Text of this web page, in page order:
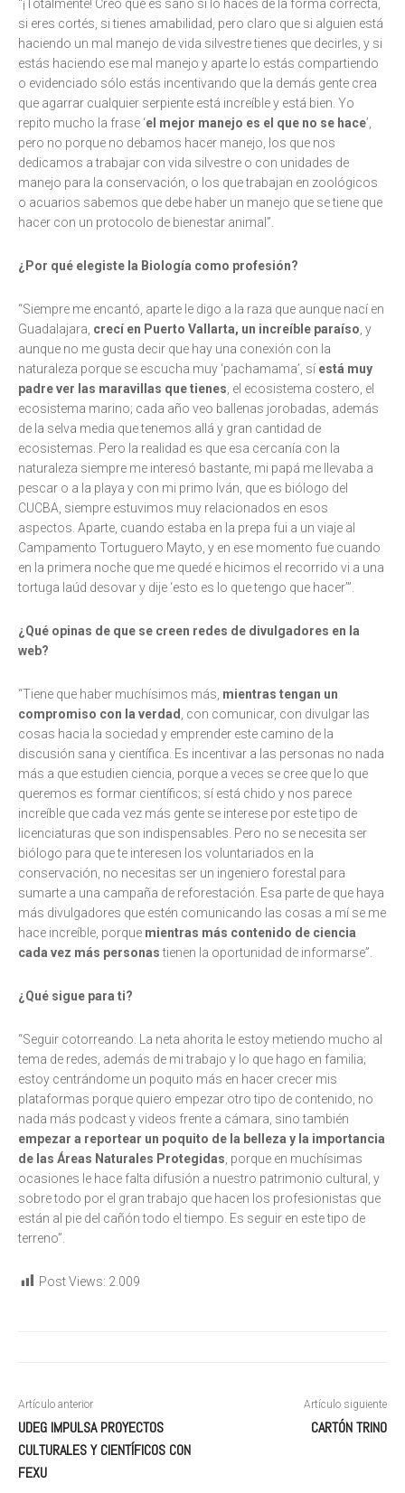
“¡Totalmente! Creo que es sano si lo haces de la forma correcta,
si eres cortés, si tienes amabilidad, pero claro que si alguien está
haciendo un mal manejo de vida silvestre tienes que decirles, y si
estás haciendo ese mal manejo y aparte lo estás compartiendo
o evidenciado sólo estás incentivando que la demás gente crea
que agarrar cualquier serpiente está increíble y está bien. Yo
repito mucho la frase ‘el mejor manejo es el que no se hace’,
pero no porque no debamos hacer manejo, los que nos
dedicamos a trabajar con vida silvestre o con unidades de
manejo para la conservación, o los que trabajan en zoológicos
o acuarios sabemos que debe haber un manejo que se tiene que
hacer con un protocolo de bienestar animal”.
¿Por qué elegiste la Biología como profesión?
“Siempre me encantó, aparte le digo a la raza que aunque nací en
Guadalajara, crecí en Puerto Vallarta, un increíble paraíso , y
aunque no me gusta decir que hay una conexión con la
naturaleza porque se escucha muy ‘pachamama’, sí está muy
padre ver las maravillas que tienes , el ecosistema costero, el
ecosistema marino; cada año veo ballenas jorobadas, además
de la selva media que tenemos allá y gran cantidad de
ecosistemas. Pero la realidad es que esa cercanía con la
naturaleza siempre me interesó bastante, mi papá me llevaba a
pescar o a la playa y con mi primo Iván, que es biólogo del
CUCBA, siempre estuvimos muy relacionados en esos
aspectos. Aparte, cuando estaba en la prepa fui a un viaje al
Campamento Tortuguero Mayto, y en ese momento fue cuando
en la primera noche que me quedé e hicimos el recorrido vi a una
tortuga laúd desovar y dije ‘esto es lo que tengo que hacer’”.
¿Qué opinas de que se creen redes de divulgadores en la
web?
“Tiene que haber muchísimos más, mientras tengan un
compromiso con la verdad
, con comunicar, con divulgar las
cosas hacia la sociedad y emprender este camino de la
discusión sana y científica. Es incentivar a las personas no nada
más a que estudien ciencia, porque a veces se cree que lo que
queremos es formar científicos; sí está chido y nos parece
increíble que cada vez más gente se interese por este tipo de
licenciaturas que son indispensables. Pero no se necesita ser
biólogo para que te interesen los voluntariados en la
conservación, no necesitas ser un ingeniero forestal para
sumarte a una campaña de reforestación. Esa parte de que haya
más divulgadores que estén comunicando las cosas a mí se me
hace increíble, porque mientras más contenido de ciencia
cada vez más personastienen la oportunidad de informarse”.
¿Qué sigue para ti?
“Seguir cotorreando. La neta ahorita le estoy metiendo mucho al
tema de redes, además de mi trabajo y lo que hago en familia;
estoy centrándome un poquito más en hacer crecer mis
plataformas porque quiero empezar otro tipo de contenido, no
nada más podcast y videos frente a cámara, sino también
empezar a reportear un poquito de la belleza y la importancia
de las Áreas Naturales Protegidas , porque en muchísimas
ocasiones le hace falta difusión a nuestro patrimonio cultural, y
sobre todo por el gran trabajo que hacen los profesionistas que
están al pie del cañón todo el tiempo. Es seguir en este tipo de
terreno”.
Post Views: 2.009
Artículo anterior
UDEG IMPULSA PROYECTOS
CULTURALES Y CIENTÍFICOS CON
FEXU
Artículo siguiente
CARTÓN TRINO